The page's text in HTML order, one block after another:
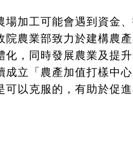
場加工可能會遇到資金
院農業部致力於建構農
化，同時發展農業及提
成立「農產加值打樣中
可以克服的，有助於促